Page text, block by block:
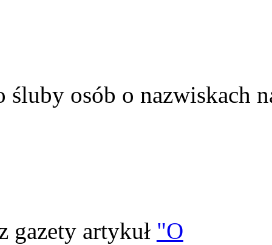
śluby osób o nazwiskach
gazety artykuł "O